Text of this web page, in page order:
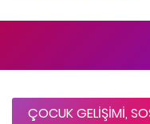
ÇOCUK GELIŞIMI,